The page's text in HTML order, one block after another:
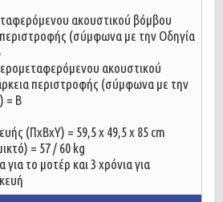
ακουστικού βόμβου
περιστροφής (σύμφωνα με την Οδηγία
ακουστικού
περιστροφής (σύμφωνα με την
= Β
(ΠxBxY) = 59,5 x 49,5 x 85 cm
= 57 / 60 kg
για το μοτέρ και 3 χρόνια για